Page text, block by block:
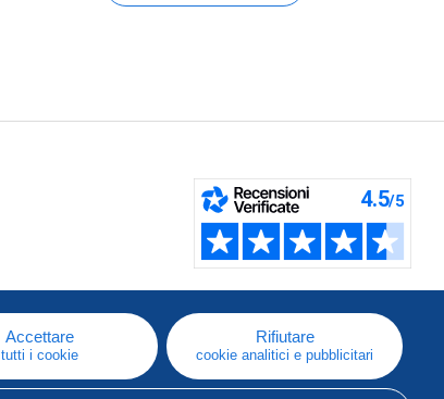
Accettare
tutti i cookie
Rifiutare
cookie analitici e pubblicitari